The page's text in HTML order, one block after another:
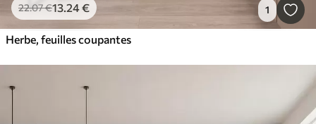
22.07€13.24€ 1
Herbe, feuilles coupantes